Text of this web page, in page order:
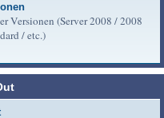
Versionen (Server 2008 / 2008
/ etc.)